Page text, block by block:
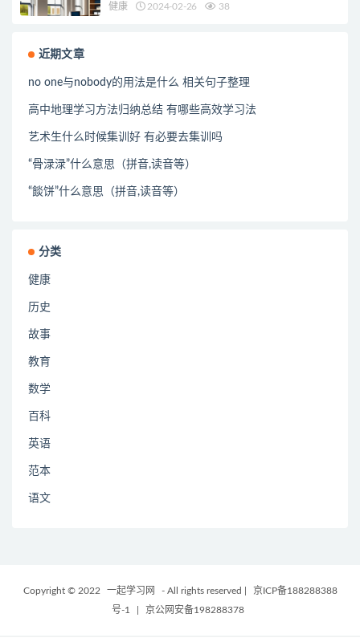
健康 2024-02-26 38
近期文章
no one与nobody的用法是什么 相关句子整理
高中地理学习方法归纳总结 有哪些高效学习法
艺术生什么时候集训好 有必要去集训吗
“骨渌渌”什么意思（拼音,读音等）
“餤饼”什么意思（拼音,读音等）
分类
健康
历史
故事
教育
数学
百科
英语
范本
语文
Copyright © 2022 一起学习网 - All rights reserved
京ICP备188288388
号-1
京公网安备198288378